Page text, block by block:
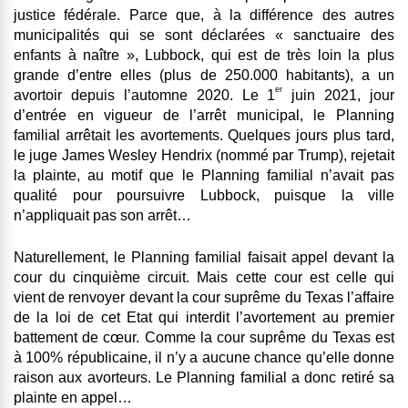
justice fédérale. Parce que, à la différence des autres
municipalités qui se sont déclarées « sanctuaire des
enfants à naître », Lubbock, qui est de très loin la plus
grande d’entre elles (plus de 250.000 habitants), a un
avortoir depuis l’automne 2020. Le 1er
juin 2021, jour
d’entrée en vigueur de l’arrêt municipal, le Planning
familial arrêtait les avortements. Quelques jours plus tard,
le juge James Wesley Hendrix (nommé par Trump), rejetait
la plainte, au motif que le Planning familial n’avait pas
qualité pour poursuivre Lubbock, puisque la ville
n’appliquait pas son arrêt…
Naturellement, le Planning familial faisait appel devant la
cour du cinquième circuit. Mais cette cour est celle qui
vient de renvoyer devant la cour suprême du Texas l’affaire
de la loi de cet Etat qui interdit l’avortement au premier
battement de cœur. Comme la cour suprême du Texas est
à 100% républicaine, il n’y a aucune chance qu’elle donne
raison aux avorteurs. Le Planning familial a donc retiré sa
plainte en appel…